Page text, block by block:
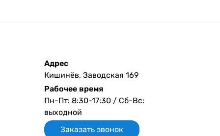
Адрес
Кишинёв, Заводская 169
Рабочее время
Пн-Пт: 8:30-17:30 / Сб-Вс:
выходной
Заказать звонок